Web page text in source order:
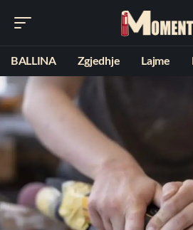
BALLINA Zgjedhje Lajme